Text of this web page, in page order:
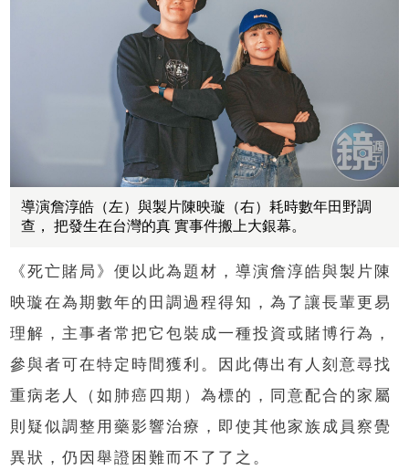
導演詹淳皓（左）與製片陳映璇（右）耗時數年田野調
查， 把發生在台灣的真 實事件搬上大銀幕。
《死亡賭局》便以此為題材，導演詹淳皓與製片陳
映璇在為期數年的田調過程得知，為了讓長輩更易
理解，主事者常把它包裝成一種投資或賭博行為，
參與者可在特定時間獲利。因此傳出有人刻意尋找
重病老人（如肺癌四期）為標的，同意配合的家屬
則疑似調整用藥影響治療，即使其他家族成員察覺
異狀，仍因舉證困難而不了了之。